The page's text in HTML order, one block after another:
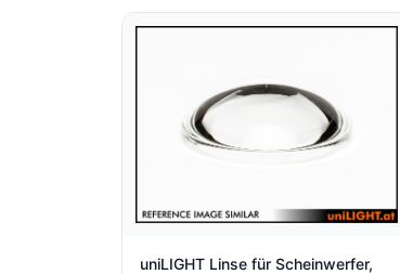
uniLIGHT Linse für Scheinwerfer,